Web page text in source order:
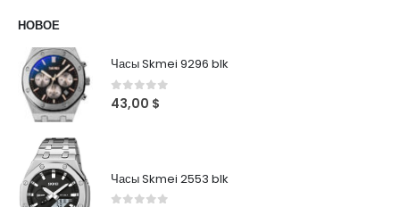
НОВОЕ
Часы Skmei 9296 blk
0 out of 5
43,00 $
Часы Skmei 2553 blk